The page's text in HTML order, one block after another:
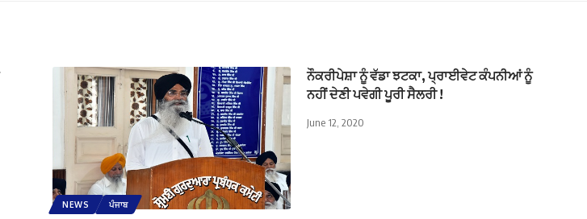
NEWS ਪੰਜਾਬ
ਨੌਕਰੀਪੇਸ਼ਾ ਨੂੰ ਵੱਡਾ ਝਟਕਾ, ਪ੍ਰਾਈਵੇਟ ਕੰਪਨੀਆਂ ਨੂੰ
ਨਹੀਂ ਦੇਣੀ ਪਵੇਗੀ ਪੂਰੀ ਸੈਲਰੀ !
June 12, 2020